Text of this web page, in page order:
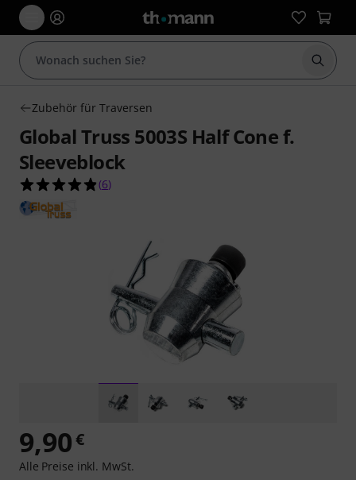
Suche
Zubehör für Traversen
Global Truss 5003S Half Cone f.
Sleeveblock
4.8 von 5 Sternen aus 6 Kundenbewertungen
(6)
9,90€
Alle Preise inkl. MwSt.